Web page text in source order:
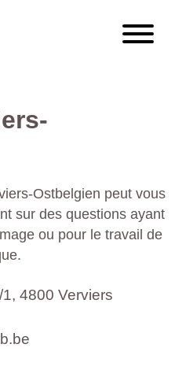
Ostbelgien peut vous
sur des questions ayant
ou pour le travail de
4800 Verviers